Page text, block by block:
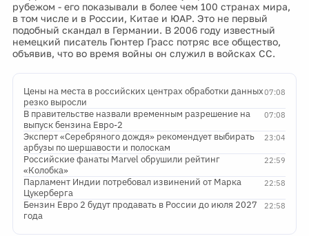
рубежом - его показывали в более чем 100 странах мира,
в том числе и в России, Китае и ЮАР. Это не первый
подобный скандал в Германии. В 2006 году известный
немецкий писатель Гюнтер Грасс потряс все общество,
объявив, что во время войны он служил в войсках СС.
07:08
Цены на места в российских центрах обработки данных
резко выросли
07:08
В правительстве назвали временным разрешение на
выпуск бензина Евро-2
23:04
Эксперт «Серебряного дождя» рекомендует выбирать
арбузы по шершавости и полоскам
22:59
Российские фанаты Marvel обрушили рейтинг
«Колобка»
22:58
Парламент Индии потребовал извинений от Марка
Цукерберга
22:58
Бензин Евро 2 будут продавать в России до июля 2027
года